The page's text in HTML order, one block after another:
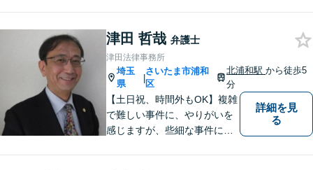
い！
津田 哲哉 弁護士
津田法律事務所
埼玉
県
|
さいたま市浦和
区
北浦和駅から徒歩5
分
【土日祝、時間外もOK】複雑
で難しい事件に、やりがいを
感じますが、些細な事件にも
詳細を見
る